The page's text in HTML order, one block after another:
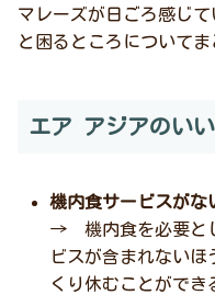
マレーズが日ごろ感じ
と困るところについてま
エア アジアのい
機内食サービスがな
→ 機内食を必要と
ビスが含まれない
くり休むことができ